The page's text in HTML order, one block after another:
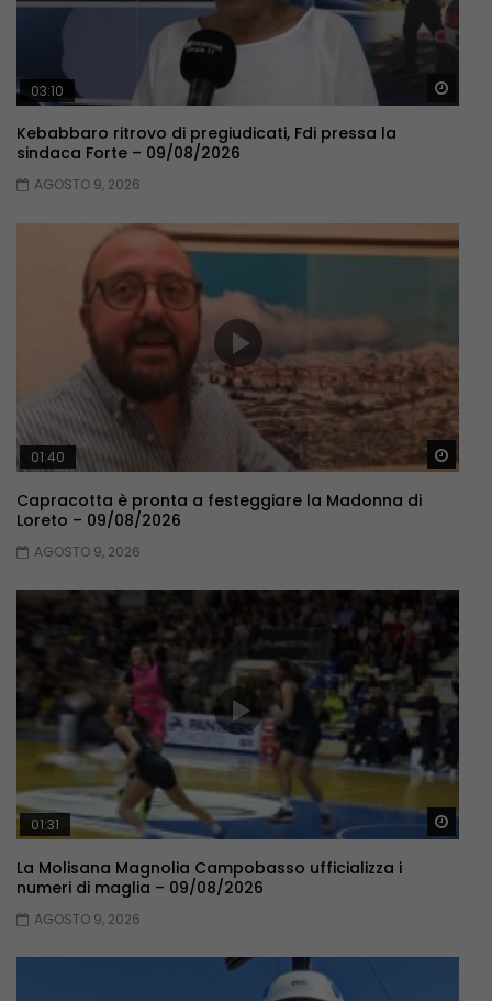
03:10
Kebabbaro ritrovo di pregiudicati, Fdi pressa la
sindaca Forte – 09/08/2026
AGOSTO 9, 2026
01:40
Capracotta è pronta a festeggiare la Madonna di
Loreto – 09/08/2026
AGOSTO 9, 2026
01:31
La Molisana Magnolia Campobasso ufficializza i
numeri di maglia – 09/08/2026
AGOSTO 9, 2026